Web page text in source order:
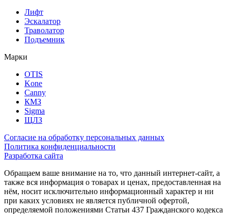
Лифт
Эскалатор
Траволатор
Подъемник
Марки
OTIS
Kone
Canny
КМЗ
Sigma
ЩЛЗ
Согласие на обработку персональных данных
Политика конфиденциальности
Разработка сайта
Обращаем ваше внимание на то, что данный интернет-сайт, а
также вся информация о товарах и ценах, предоставленная на
нём, носит исключительно информационный характер и ни
при каких условиях не является публичной офертой,
определяемой положениями Статьи 437 Гражданского кодекса